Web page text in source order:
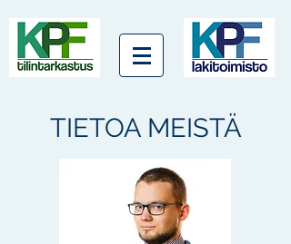
TIETOA MEISTÄ